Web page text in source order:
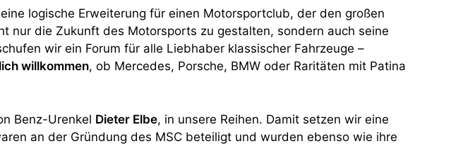
logische Erweiterung für einen Motorsportclub, der den großen
nur die Zukunft des Motorsports zu gestalten, sondern auch seine
wir ein Forum für alle Liebhaber klassischer Fahrzeuge –
willkommen, ob Mercedes, Porsche, BMW oder Raritäten mit Patina
Benz-Urenkel Dieter Elbe, in unsere Reihen. Damit setzen wir eine
an der Gründung des MSC beteiligt und wurden ebenso wie ihre